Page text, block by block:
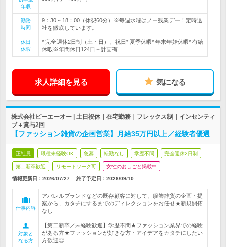
年収
勤務
時間
9：30～18：00（休憩60分）※毎週水曜はノー残業デー！定時退
社を徹底しています。
休日
休暇
* 完全週休2日制（土・日）、祝日* 夏季休暇* 年末年始休暇* 有給
休暇※年間休日124日＋計画有…
求人詳細を見る 気になる
株式会社ピーエーオー | 土日祝休｜在宅勤務｜フレックス制｜インセンティ
ブ＋賞与2回
【ファッション雑貨の企画営業】月給35万円以上／経験者優遇
正社員 職種未経験OK 急募 転勤なし 学歴不問 完全週休2日制
第二新卒歓迎 リモートワーク可 女性のおしごと掲載中
情報更新日：2026/07/27 終了予定日： 2026/09/10
仕事内容
アパレルブランドなどの既存顧客に対して、服飾雑貨の企画・提
案から、カタチにするまでのディレクションをお任せ★新規開拓
なし
対象と
なる方
【第二新卒／未経験歓迎】学歴不問★ファッション業界での経験
がある方★ファッションが好きな方・アイデアをカタチにしたい
方歓迎◎